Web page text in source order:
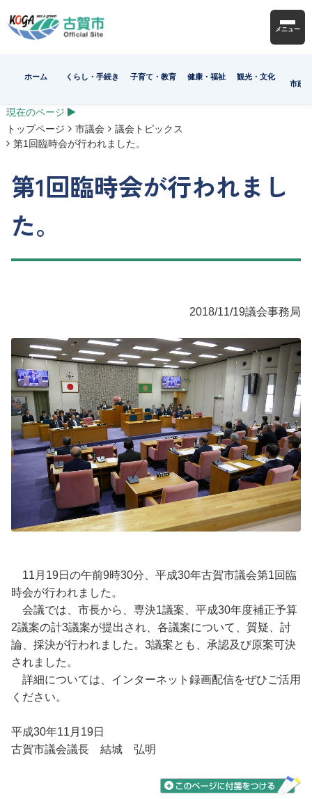
メニュー
ホーム くらし・手続き 子育て・教育 健康・福祉
観光・文化
市政
現在のページ
トップページ
市議会
議会トピックス
第1回臨時会が行われました。
第1回臨時会が行われまし
た。
2018/11/19議会事務局
11月19日の午前9時30分、平成30年古賀市議会第1回臨
時会が行われました。
会議では、市長から、専決1議案、平成30年度補正予算
2議案の計3議案が提出され、各議案について、質疑、討
論、採決が行われました。3議案とも、承認及び原案可決
されました。
詳細については、インターネット録画配信をぜひご活用
ください。
平成30年11月19日
古賀市議会議長 結城 弘明